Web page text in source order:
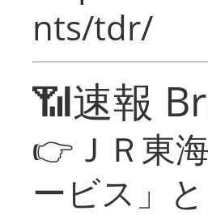
nts/tdr/
📶速報
👉ＪＲ東
ービス」